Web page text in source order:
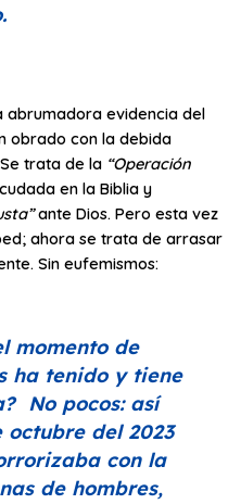
abrumadora evidencia del
obrado con la debida
trata de la “Operación
en la Biblia y
ante Dios. Pero esta vez
ahora se trata de arrasar
Sin eufemismos:
momento de
ha tenido y tiene
No pocos: así
octubre del 2023
con la
de hombres,